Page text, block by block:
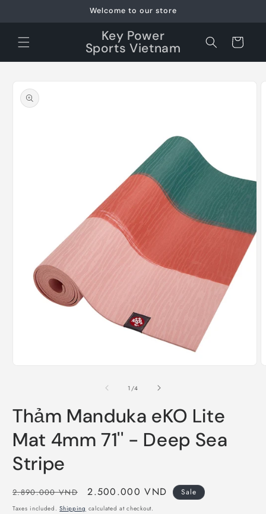
Welcome to our store
Key Power
Sports Vietnam Cart
product
information
1 /of
4
Thảm Manduka eKO Lite
Mat 4mm 71'' - Deep Sea
Stripe
Regular
price
2.890.000 VND
Sale
price
2.500.000 VND Sale
Taxes included.Shipping calculated at checkout.